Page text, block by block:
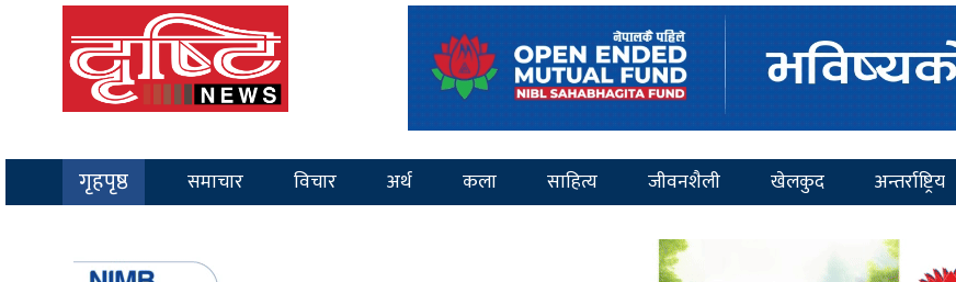
गृहपृष्ठ समाचार विचार अर्थ कला साहित्य जीवनशैली खेलकुद अन्तर्राष्ट्रिय